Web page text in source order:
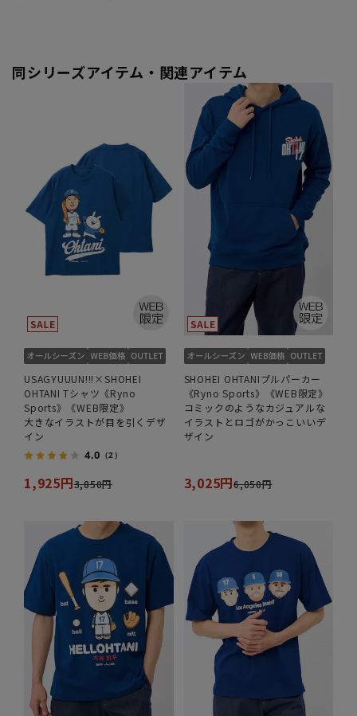
同シリーズアイテム・関連アイテム
USAGYUUUN!!!×SHOHEI
OHTANI Tシャツ《Ryno
Sports》《WEB限定》
大きなイラストが目を引くデザ
イン
4.0 （2）
1,925円3,850円
SHOHEI OHTANIプルパーカー
《Ryno Sports》《WEB限定》
コミックのようなカジュアルな
イラストとロゴがかっこいいデ
ザイン
3,025円6,050円